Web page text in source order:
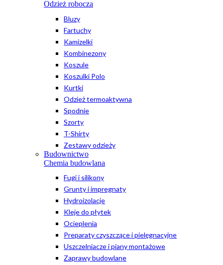
Odzież robocza
Bluzy
Fartuchy
Kamizelki
Kombinezony
Koszule
Koszulki Polo
Kurtki
Odzież termoaktywna
Spodnie
Szorty
T-Shirty
Zestawy odzieży
Budownictwo
Chemia budowlana
Fugi i silikony
Grunty i impregnaty
Hydroizolacje
Kleje do płytek
Ocieplenia
Preparaty czyszczące i pielęgnacyjne
Uszczelniacze i piany montażowe
Zaprawy budowlane